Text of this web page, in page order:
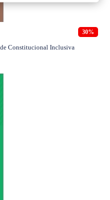
30%
Constitucional Inclusiva